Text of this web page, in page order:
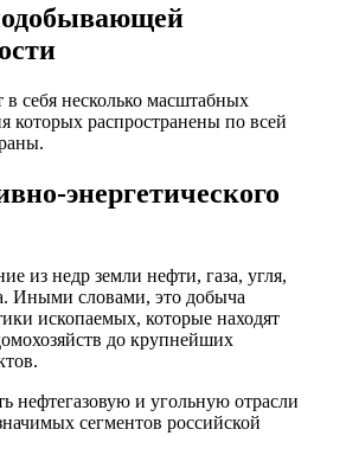
в себя несколько масштабных
которых распространены по всей
энергетического
из недр земли нефти, газа, угля,
Иными словами, это добыча
ископаемых, которые находят
до крупнейших
нефтегазовую и угольную отрасли
сегментов российской